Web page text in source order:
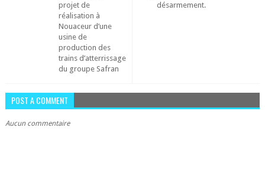
désarmement.
projet de
réalisation à
Nouaceur d’une
usine de
production des
trains d’atterrissage
du groupe Safran
POST A COMMENT
Aucun commentaire